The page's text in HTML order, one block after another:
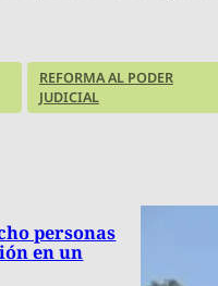
REFORMA AL PODER
JUDICIAL
personas
en un